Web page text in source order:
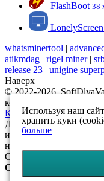
FlashBoot 38
LonelyScreen
whatsminertool |
atikmdag | rigel miner|
release 23 | unigine
Наверх
© 2022-2026,
компьютера.
Карта сайта
Данный интернет-сайт
информационный
не является
Статьи 437 (2) ГК РФ
Оцените!
Используя наш
хранить куки
больше